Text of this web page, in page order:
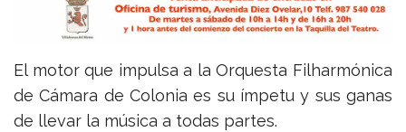
El motor que impulsa a la Orquesta Filharmónica
de Cámara de Colonia es su ímpetu y sus ganas
de llevar la música a todas partes.